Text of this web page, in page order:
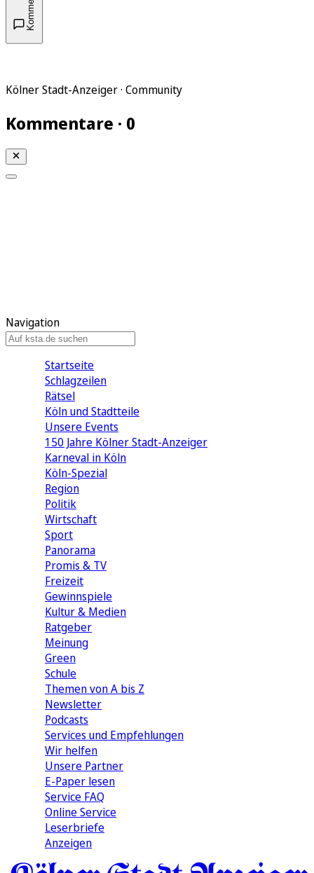
Kölner Stadt-Anzeiger · Community
Kommentare · 0
Navigation
Startseite
Schlagzeilen
Rätsel
Köln und Stadtteile
Unsere Events
150 Jahre Kölner Stadt-Anzeiger
Karneval in Köln
Köln-Spezial
Region
Politik
Wirtschaft
Sport
Panorama
Promis & TV
Freizeit
Gewinnspiele
Kultur & Medien
Ratgeber
Meinung
Green
Schule
Themen von A bis Z
Newsletter
Podcasts
Services und Empfehlungen
Wir helfen
Unsere Partner
E-Paper lesen
Service FAQ
Online Service
Leserbriefe
Anzeigen